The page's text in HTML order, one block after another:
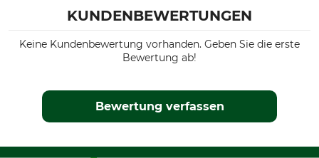
KUNDENBEWERTUNGEN
Keine Kundenbewertung vorhanden. Geben Sie die erste
Bewertung ab!
Bewertung verfassen